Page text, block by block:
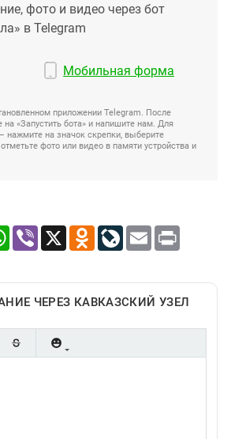
фото и видео через бот
в Telegram
Мобильная форма
приложении Telegram. После
на «Запустить бота» и напишите нам. Для
нажмите на значок скрепки, выберите
фото или видео в памяти устройства и
WhatsApp
Viber X Odnoklassniki
LiveJournal
Email Print
ЧЕРЕЗ КАВКАЗСКИЙ УЗЕЛ